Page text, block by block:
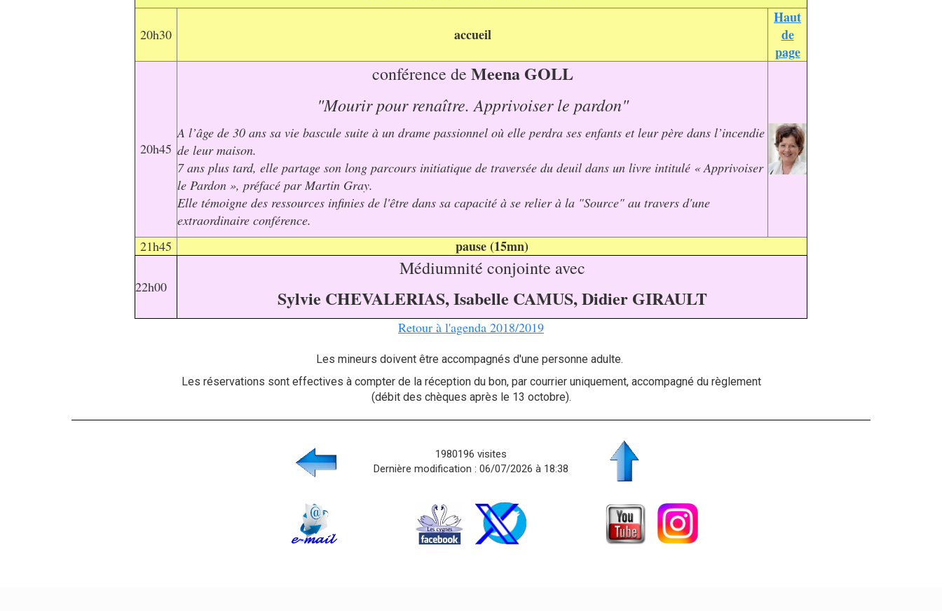
20h30 accueil
Haut
de
page
20h45
conférence de Meena GOLL
"Mourir pour renaître. Apprivoiser le pardon"
A l’âge de 30 ans sa vie bascule suite à un drame passionnel où elle perdra ses enfants et leur père dans l’incendie
de leur maison.
7 ans plus tard, elle partage son long parcours initiatique de traversée du deuil dans un livre intitulé « Apprivoiser
le Pardon », préfacé par Martin Gray.
Elle témoigne des ressources infinies de l'être dans sa capacité à se relier à la "Source" au travers d'une
extraordinaire conférence.
21h45
pause (15mn)
22h00
Médiumnité conjointe avec
Sylvie CHEVALERIAS,Isabelle CAMUS, Didier GIRAULT
Retour à l'agenda 2018/2019
Les mineurs doivent être accompagnés d'une personne adulte.
Les réservations sont effectives à compter de la réception du bon, par courrier uniquement, accompagné du règlement
(débit des chèques après le 13 octobre).
1980196 visites
Dernière modification : 06/07/2026 à 18:38